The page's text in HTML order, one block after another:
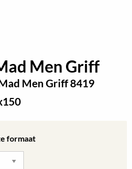
Men Griff
Men Griff 8419
formaat